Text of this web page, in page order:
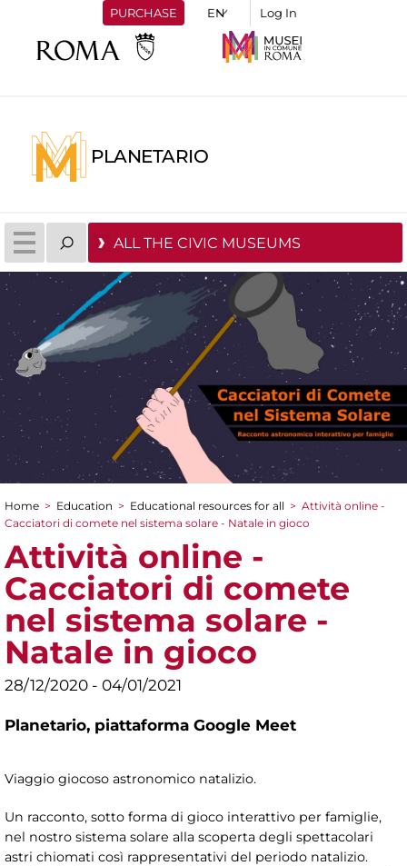
PURCHASE Log In
PLANETARIO
ALL THE CIVIC MUSEUMS
You are here
Home > Education > Educational resources for all > Attività online -
Cacciatori di comete nel sistema solare - Natale in gioco
Attività online -
Cacciatori di comete
nel sistema solare -
Natale in gioco
28/12/2020 - 04/01/2021
Planetario, piattaforma Google Meet
Viaggio giocoso astronomico natalizio.
Un racconto, sotto forma di gioco interattivo per famiglie,
nel nostro sistema solare alla scoperta degli spettacolari
astri chiomati così rappresentativi del periodo natalizio.